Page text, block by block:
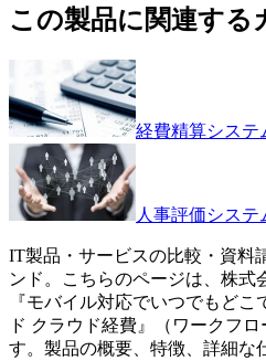
この製品に関連する
経費精算システ
人事評価システ
IT製品・サービスの比較・資料
ンド。こちらのページは、 株式
『モバイル対応でいつでもどこ
ド クラウド経費 』（ ワークフロ
す。製品の概要、特徴、詳細な